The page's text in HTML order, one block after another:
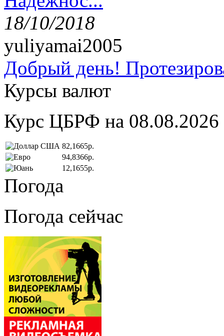
18/10/2018
yuliyamai2005
Добрый день!
Курсы валют
Курс ЦБРФ на 08.08.2026
82,1665р.
94,8366р.
12,1655р.
Погода
Погода сейчас